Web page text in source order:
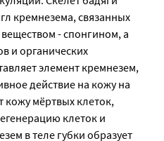
кремнезема, связанных
- спонгином, а
и органических
элемент кремнезем,
действие на кожу на
мёртвых клеток,
клеток и
в теле губки образует